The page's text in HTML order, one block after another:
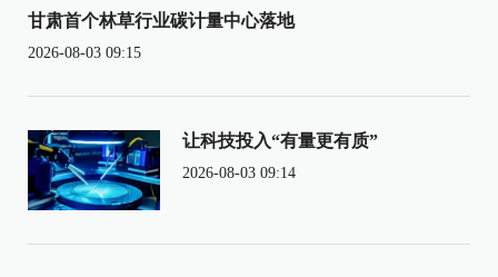
甘肃首个林草行业碳计量中心落地
2026-08-03 09:15
让科技投入“有量更有质”
2026-08-03 09:14